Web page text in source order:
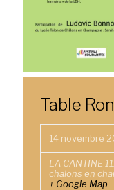
Table
14 novembre
LA CANTINE
chalons en
+ Google Map